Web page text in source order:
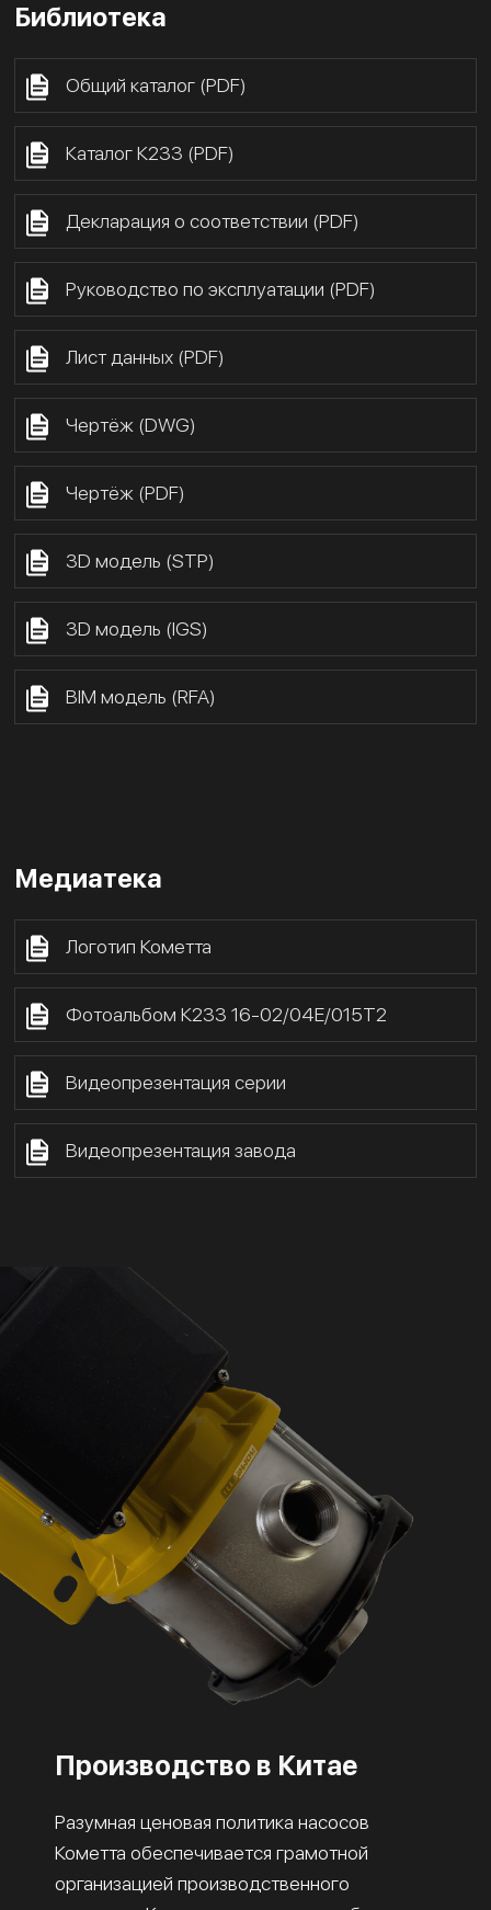
Библиотека
Общий каталог (PDF)
Каталог К233 (PDF)
Декларация о соответствии (PDF)
Руководство по эксплуатации (PDF)
Лист данных (PDF)
Чертёж (DWG)
Чертёж (PDF)
3D модель (STP)
3D модель (IGS)
BIM модель (RFA)
Медиатека
Логотип Кометта
Фотоальбом К233 16-02/04Е/015Т2
Видеопрезентация серии
Видеопрезентация завода
Производство в Китае
Разумная ценовая политика насосов
Кометта обеспечивается грамотной
организацией производственного